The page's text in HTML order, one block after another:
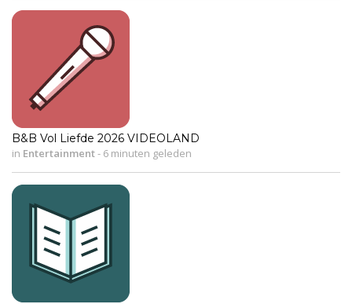
B&B Vol Liefde 2026 VIDEOLAND
in Entertainment- 6 minuten geleden